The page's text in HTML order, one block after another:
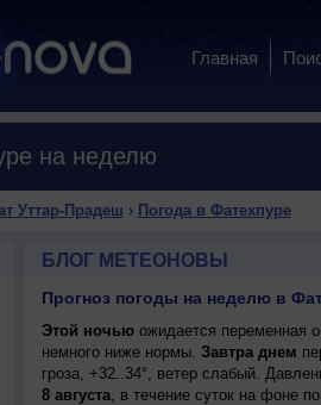
Главная
на неделю
Уттар-Прадеш › Погода в Фатехпуре
БЛОГ МЕТЕОНОВЫ
Прогноз погоды на неделю в
Этой ночьюожидается переменная
немного ниже нормы. Завтра днем
гроза, +32..34°, ветер слабый.
8 августа, в течение суток на фоне